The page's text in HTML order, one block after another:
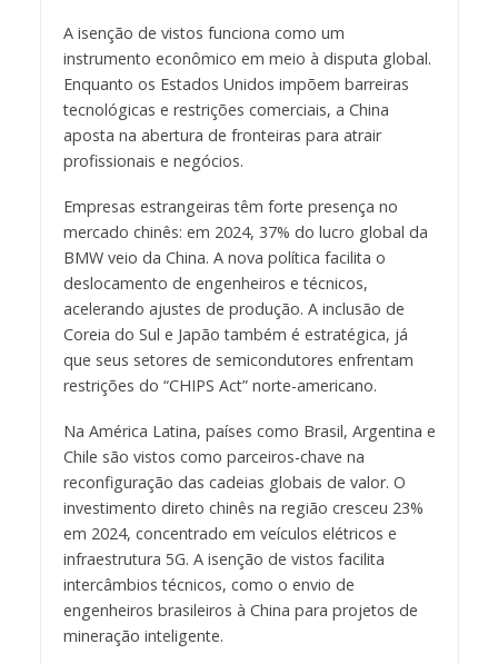
A isenção de vistos funciona como um
instrumento econômico em meio à disputa global.
Enquanto os Estados Unidos impõem barreiras
tecnológicas e restrições comerciais, a China
aposta na abertura de fronteiras para atrair
profissionais e negócios.
Empresas estrangeiras têm forte presença no
mercado chinês: em 2024, 37% do lucro global da
BMW veio da China. A nova política facilita o
deslocamento de engenheiros e técnicos,
acelerando ajustes de produção. A inclusão de
Coreia do Sul e Japão também é estratégica, já
que seus setores de semicondutores enfrentam
restrições do “CHIPS Act” norte-americano.
Na América Latina, países como Brasil, Argentina e
Chile são vistos como parceiros-chave na
reconfiguração das cadeias globais de valor. O
investimento direto chinês na região cresceu 23%
em 2024, concentrado em veículos elétricos e
infraestrutura 5G. A isenção de vistos facilita
intercâmbios técnicos, como o envio de
engenheiros brasileiros à China para projetos de
mineração inteligente.